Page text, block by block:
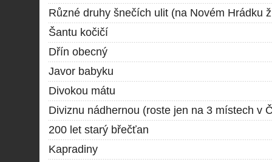
Různé druhy šnečích ulit (na Novém Hrádku
Šantu kočičí
Dřín obecný
Javor babyku
Divokou mátu
Diviznu nádhernou (roste jen na 3 místech v
200 let starý břečťan
Kapradiny